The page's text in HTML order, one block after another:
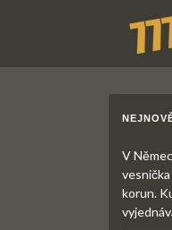
V
korun.